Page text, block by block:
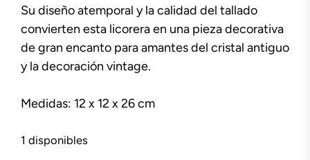
Su diseño atemporal y la calidad del tallado
convierten esta licorera en una pieza decorativa
de gran encanto para amantes del cristal antiguo
y la decoración vintage.
Medidas: 12 x 12 x 26 cm
1 disponibles